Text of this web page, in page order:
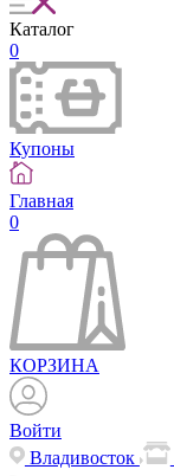
Каталог
0
Купоны
Главная
0
КОРЗИНА
Войти
Владивосток